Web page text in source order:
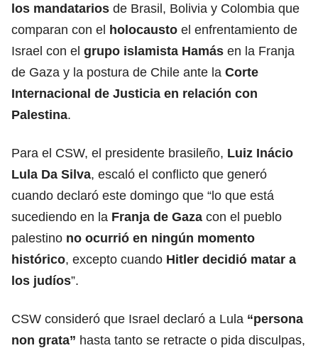
los mandatarios de Brasil, Bolivia y Colombia que
comparan con el holocausto el enfrentamiento de
Israel con el grupo islamista Hamás en la Franja
de Gaza y la postura de Chile ante la Corte
Internacional de Justicia en relación con
Palestina.
Para el CSW, el presidente brasileño, Luiz Inácio
Lula Da Silva, escaló el conflicto que generó
cuando declaró este domingo que “lo que está
sucediendo en la Franja de Gaza con el pueblo
palestino no ocurrió en ningún momento
histórico, excepto cuando Hitler decidió matar a
los judíos”.
CSW consideró que Israel declaró a Lula “persona
non grata” hasta tanto se retracte o pida disculpas,